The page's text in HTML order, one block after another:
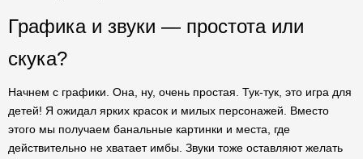
Графика и звуки — простота или
скука?
Начнем с графики. Она, ну, очень простая. Тук-тук, это игра для
детей! Я ожидал ярких красок и милых персонажей. Вместо
этого мы получаем банальные картинки и места, где
действительно не хватает имбы. Звуки тоже оставляют желать